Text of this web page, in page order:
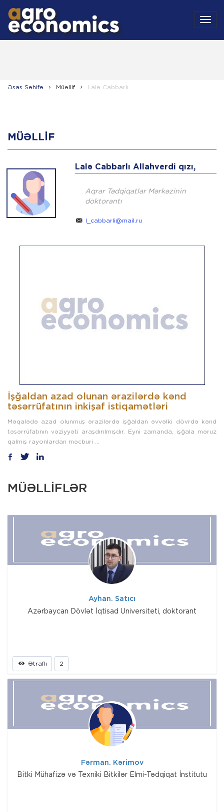
Əsas Səhifə Müəllif Lalə Cabbarlı
MÜƏLLIF
Lalə Cabbarlı Allahverdi qızı,
Aqrar Tədqiqatlar Mərkəzinin
doktorantı
l_cabbarli@mail.ru
İşğaldan azad olunan ərazilərdə kənd
təsərrüfatının inkişaf istiqamətləri
Məqalədə azad olunmuş ərazilərdə işğaldan əvvəlki dövrdə kənd
təsərrüfatının vəziyyəti araşdırılmışdır. Eyni zamanda, işğala məruz
qalmış rayonlardan məcburi ...
MÜƏLLİFLƏR
Ayhan. Satıcı
Azərbaycan Dövlət İqtisad Universiteti, doktorant
Ətraflı 2
Fərman. Kərimov
Bitki Mühafizə və Texniki Bitkilər Elmi-Tədqiqat İnstitutu